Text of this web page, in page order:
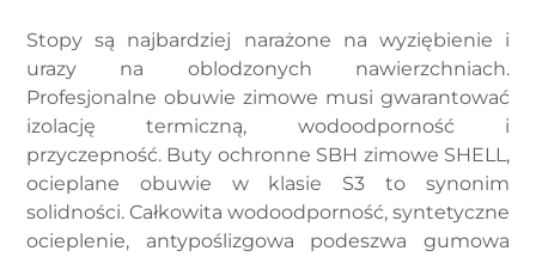
Stopy są najbardziej narażone na wyziębienie i
urazy na oblodzonych nawierzchniach.
Profesjonalne obuwie zimowe musi gwarantować
izolację termiczną, wodoodporność i
przyczepność. Buty ochronne SBH zimowe SHELL,
ocieplane obuwie w klasie S3 to synonim
solidności. Całkowita wodoodporność, syntetyczne
ocieplenie, antypoślizgowa podeszwa gumowa